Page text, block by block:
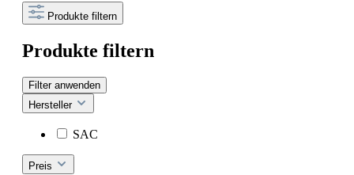
Produkte filtern
Produkte filtern
Filter anwenden
Hersteller
SAC
Preis